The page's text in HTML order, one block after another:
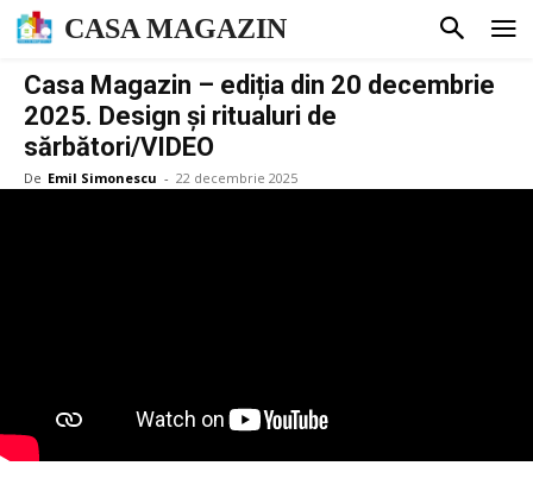
CASA MAGAZIN
Casa Magazin – ediția din 20 decembrie
2025. Design și ritualuri de
sărbători/VIDEO
De Emil Simonescu - 22 decembrie 2025